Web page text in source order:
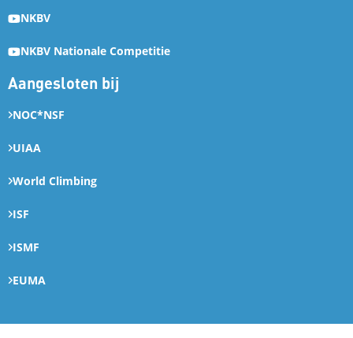
NKBV
NKBV Nationale Competitie
Aangesloten bij
NOC*NSF
UIAA
World Climbing
ISF
ISMF
EUMA